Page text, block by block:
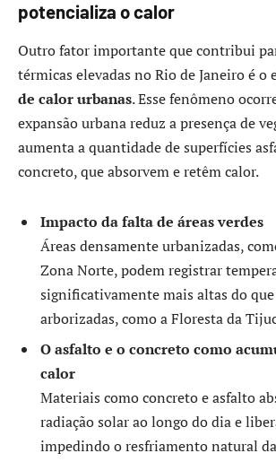
potencializa o calor
Outro fator importante que contribui
térmicas elevadas no Rio de Janeiro é o
de calor urbanas. Esse fenômeno
expansão urbana reduz a presença de
aumenta a quantidade de superfícies
concreto, que absorvem e retêm calor.
Impacto da falta de áreas verdes
Áreas densamente urbanizadas,
Zona Norte, podem registrar
significativamente mais altas do que
arborizadas, como a Floresta da
O asfalto e o concreto como
calor
Materiais como concreto e asfalto
radiação solar ao longo do dia e
impedindo o resfriamento natural